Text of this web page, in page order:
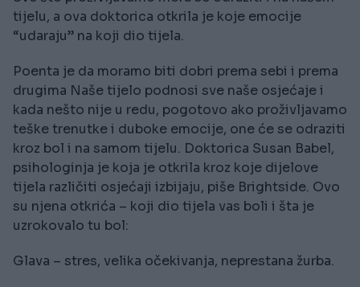
tijelu, a ova doktorica otkrila je koje emocije
“udaraju” na koji dio tijela.
Poenta je da moramo biti dobri prema sebi i prema
drugima Naše tijelo podnosi sve naše osjećaje i
kada nešto nije u redu, pogotovo ako proživljavamo
teške trenutke i duboke emocije, one će se odraziti
kroz bol i na samom tijelu. Doktorica Susan Babel,
psihologinja je koja je otkrila kroz koje dijelove
tijela različiti osjećaji izbijaju, piše Brightside. Ovo
su njena otkrića – koji dio tijela vas boli i šta je
uzrokovalo tu bol:
Glava – stres, velika očekivanja, neprestana žurba.